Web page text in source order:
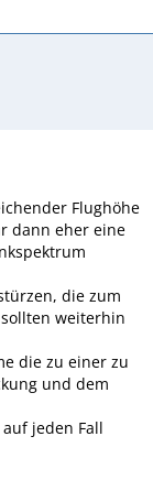
Flughöhe
dann eher eine
die zum
weiterhin
die zu einer zu
und dem
jeden Fall